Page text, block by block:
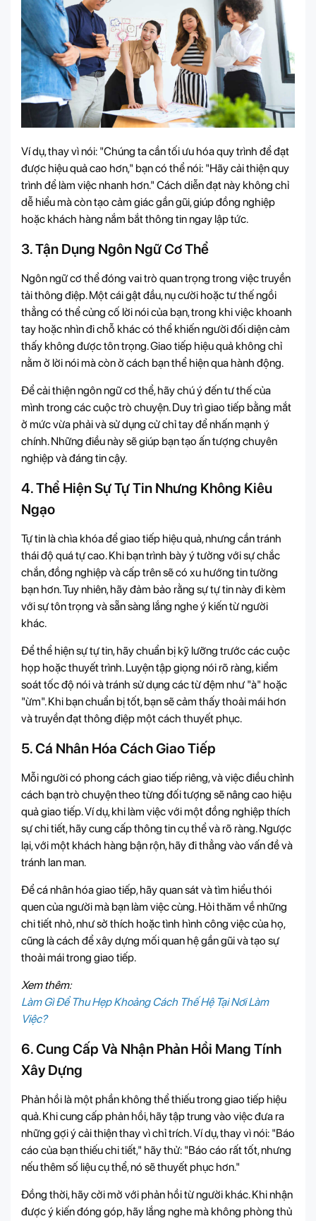
Ví dụ, thay vì nói: "Chúng ta cần tối ưu hóa quy trình để đạt
được hiệu quả cao hơn," bạn có thể nói: "Hãy cải thiện quy
trình để làm việc nhanh hơn." Cách diễn đạt này không chỉ
dễ hiểu mà còn tạo cảm giác gần gũi, giúp đồng nghiệp
hoặc khách hàng nắm bắt thông tin ngay lập tức.
3. Tận Dụng Ngôn Ngữ Cơ Thể
Ngôn ngữ cơ thể đóng vai trò quan trọng trong việc truyền
tải thông điệp. Một cái gật đầu, nụ cười hoặc tư thế ngồi
thẳng có thể củng cố lời nói của bạn, trong khi việc khoanh
tay hoặc nhìn đi chỗ khác có thể khiến người đối diện cảm
thấy không được tôn trọng. Giao tiếp hiệu quả không chỉ
nằm ở lời nói mà còn ở cách bạn thể hiện qua hành động.
Để cải thiện ngôn ngữ cơ thể, hãy chú ý đến tư thế của
mình trong các cuộc trò chuyện. Duy trì giao tiếp bằng mắt
ở mức vừa phải và sử dụng cử chỉ tay để nhấn mạnh ý
chính. Những điều này sẽ giúp bạn tạo ấn tượng chuyên
nghiệp và đáng tin cậy.
4. Thể Hiện Sự Tự Tin Nhưng Không Kiêu
Ngạo
Tự tin là chìa khóa để giao tiếp hiệu quả, nhưng cần tránh
thái độ quá tự cao. Khi bạn trình bày ý tưởng với sự chắc
chắn, đồng nghiệp và cấp trên sẽ có xu hướng tin tưởng
bạn hơn. Tuy nhiên, hãy đảm bảo rằng sự tự tin này đi kèm
với sự tôn trọng và sẵn sàng lắng nghe ý kiến từ người
khác.
Để thể hiện sự tự tin, hãy chuẩn bị kỹ lưỡng trước các cuộc
họp hoặc thuyết trình. Luyện tập giọng nói rõ ràng, kiểm
soát tốc độ nói và tránh sử dụng các từ đệm như "à" hoặc
"ừm". Khi bạn chuẩn bị tốt, bạn sẽ cảm thấy thoải mái hơn
và truyền đạt thông điệp một cách thuyết phục.
5. Cá Nhân Hóa Cách Giao Tiếp
Mỗi người có phong cách giao tiếp riêng, và việc điều chỉnh
cách bạn trò chuyện theo từng đối tượng sẽ nâng cao hiệu
quả giao tiếp. Ví dụ, khi làm việc với một đồng nghiệp thích
sự chi tiết, hãy cung cấp thông tin cụ thể và rõ ràng. Ngược
lại, với một khách hàng bận rộn, hãy đi thẳng vào vấn đề và
tránh lan man.
Để cá nhân hóa giao tiếp, hãy quan sát và tìm hiểu thói
quen của người mà bạn làm việc cùng. Hỏi thăm về những
chi tiết nhỏ, như sở thích hoặc tình hình công việc của họ,
cũng là cách để xây dựng mối quan hệ gần gũi và tạo sự
thoải mái trong giao tiếp.
Xem thêm:
Làm Gì Để Thu Hẹp Khoảng Cách Thế Hệ Tại Nơi Làm
Việc?
6. Cung Cấp Và Nhận Phản Hồi Mang Tính
Xây Dựng
Phản hồi là một phần không thể thiếu trong giao tiếp hiệu
quả. Khi cung cấp phản hồi, hãy tập trung vào việc đưa ra
những gợi ý cải thiện thay vì chỉ trích. Ví dụ, thay vì nói: "Báo
cáo của bạn thiếu chi tiết," hãy thử: "Báo cáo rất tốt, nhưng
nếu thêm số liệu cụ thể, nó sẽ thuyết phục hơn."
Đồng thời, hãy cởi mở với phản hồi từ người khác. Khi nhận
được ý kiến đóng góp, hãy lắng nghe mà không phòng thủ